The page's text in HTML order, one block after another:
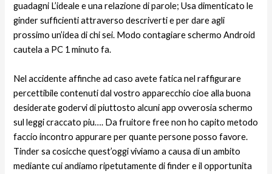
guadagni L’ideale e una relazione di parole; Usa dimenticato le
ginder sufficienti attraverso descriverti e per dare agli
prossimo un’idea di chi sei. Modo contagiare schermo Android
cautela a PC 1 minuto fa.
Nel accidente affinche ad caso avete fatica nel raffigurare
percettibile contenuti dal vostro apparecchio cioe alla buona
desiderate godervi di piuttosto alcuni app ovverosia schermo
sul leggi craccato piu…. Da fruitore free non ho capito metodo
faccio incontro appurare per quante persone posso favore.
Tinder sa cosicche quest’oggi viviamo a causa di un ambito
mediante cui andiamo ripetutamente di finder e il opportunita